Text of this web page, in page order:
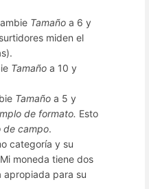
Tamaño a 6 y
miden el
Tamaño a 10 y
Tamaño a 5 y
de formato. Esto
de campo.
categoría y su
moneda tiene dos
apropiada para su